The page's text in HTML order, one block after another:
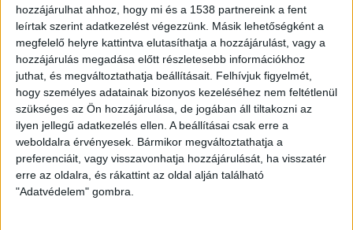
hozzájárulhat ahhoz, hogy mi és a 1538 partnereink a fent
leírtak szerint adatkezelést végezzünk. Másik lehetőségként a
megfelelő helyre kattintva elutasíthatja a hozzájárulást, vagy a
hozzájárulás megadása előtt részletesebb információkhoz
juthat, és megváltoztathatja beállításait. Felhívjuk figyelmét,
hogy személyes adatainak bizonyos kezeléséhez nem feltétlenül
szükséges az Ön hozzájárulása, de jogában áll tiltakozni az
ilyen jellegű adatkezelés ellen. A beállításai csak erre a
weboldalra érvényesek. Bármikor megváltoztathatja a
preferenciáit, vagy visszavonhatja hozzájárulását, ha visszatér
erre az oldalra, és rákattint az oldal alján található
"Adatvédelem" gombra.
FRISS HÍREK
ZÖLDINFÓ 12 óra telt el a létrehozás óta
Budapest zöldterületeit a kánikulában is öntözni kell
– a Főkert indokolta a korlátozást
ZÖLDINFÓ 12 óra telt el a létrehozás óta
A hőség miatt korlátozzák az atomerőmű
működését Szlovéniában
ZÖLDINFÓ 19 óra telt el a létrehozás óta
Történelmi mélypontra apadt a Duna,